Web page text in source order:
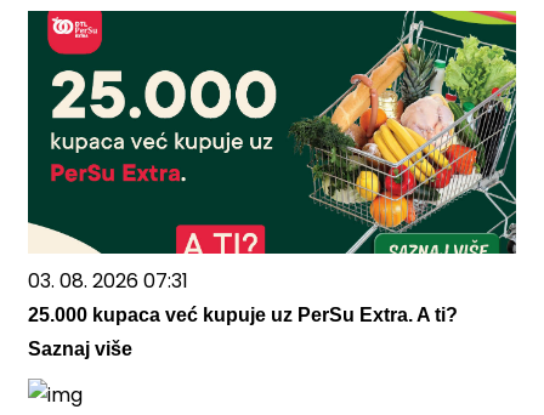
03. 08. 2026 07:31
25.000 kupaca već kupuje uz PerSu Extra. A ti?
Saznaj više